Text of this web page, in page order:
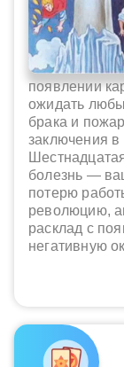
появлении
ожидать
брака и
заключения в
болезнь —
потерю
революцию,
расклад с
негативную